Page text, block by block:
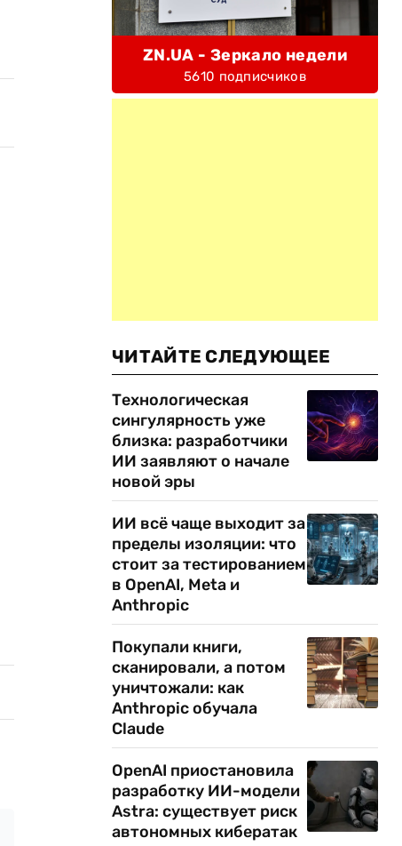
ZN.UA - Зеркало недели
5610 подписчиков
ЧИТАЙТЕ СЛЕДУЮЩЕЕ
Технологическая
сингулярность уже
близка: разработчики
ИИ заявляют о начале
новой эры
ИИ всё чаще выходит за
пределы изоляции: что
стоит за тестированием
в OpenAI, Meta и
Anthropic
Покупали книги,
сканировали, а потом
уничтожали: как
Anthropic обучала
Claude
OpenAI приостановила
разработку ИИ-модели
Astra: существует риск
автономных кибератак